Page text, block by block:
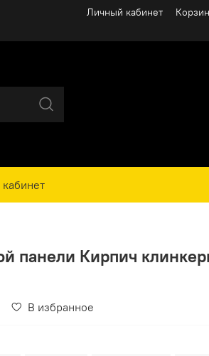
Личный кабинет
панели Кирпич
В избранное